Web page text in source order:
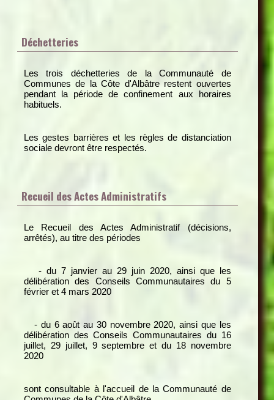
Déchetteries
Les trois déchetteries de la Communauté de
Communes de la Côte d'Albâtre restent ouvertes
pendant la période de confinement aux horaires
habituels.
Les gestes barrières et les règles de distanciation
sociale devront être respectés.
Recueil des Actes Administratifs
Le Recueil des Actes Administratif (décisions,
arrêtés), au titre des périodes
- du 7 janvier au 29 juin 2020, ainsi que les
délibération des Conseils Communautaires du 5
février et 4 mars 2020
- du 6 août au 30 novembre 2020, ainsi que les
délibération des Conseils Communautaires du 16
juillet, 29 juillet, 9 septembre et du 18 novembre
2020
sont consultable à l'accueil de la Communauté de